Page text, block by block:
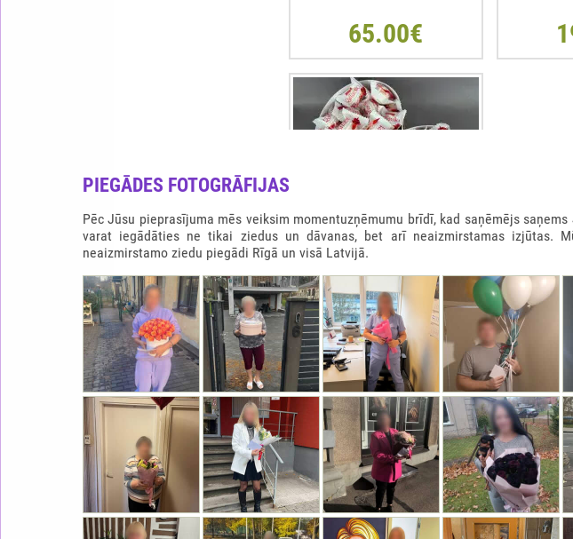
65.00€
RAFFAELLO SIRDS KASTE 900GR
65.00€
PIEGĀDES FOTOGRĀFIJAS
Pēc Jūsu pieprasījuma mēs veiksim momentuzņēmumu brīdī, kad saņēmējs
varat iegādāties ne tikai ziedus un dāvanas, bet arī neaizmirstamas izjūtas.
neaizmirstamo ziedu piegādi Rīgā un visā Latvijā.